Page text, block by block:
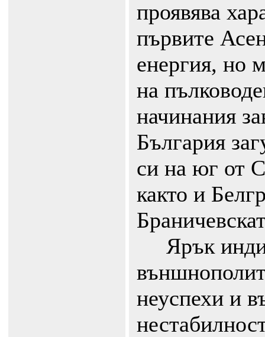
проявява
първите
енергия, но
на
начинания
България
си на юг от
както и
Ярък
неуспехи и